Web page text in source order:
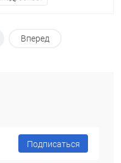
Вперед
Подписаться